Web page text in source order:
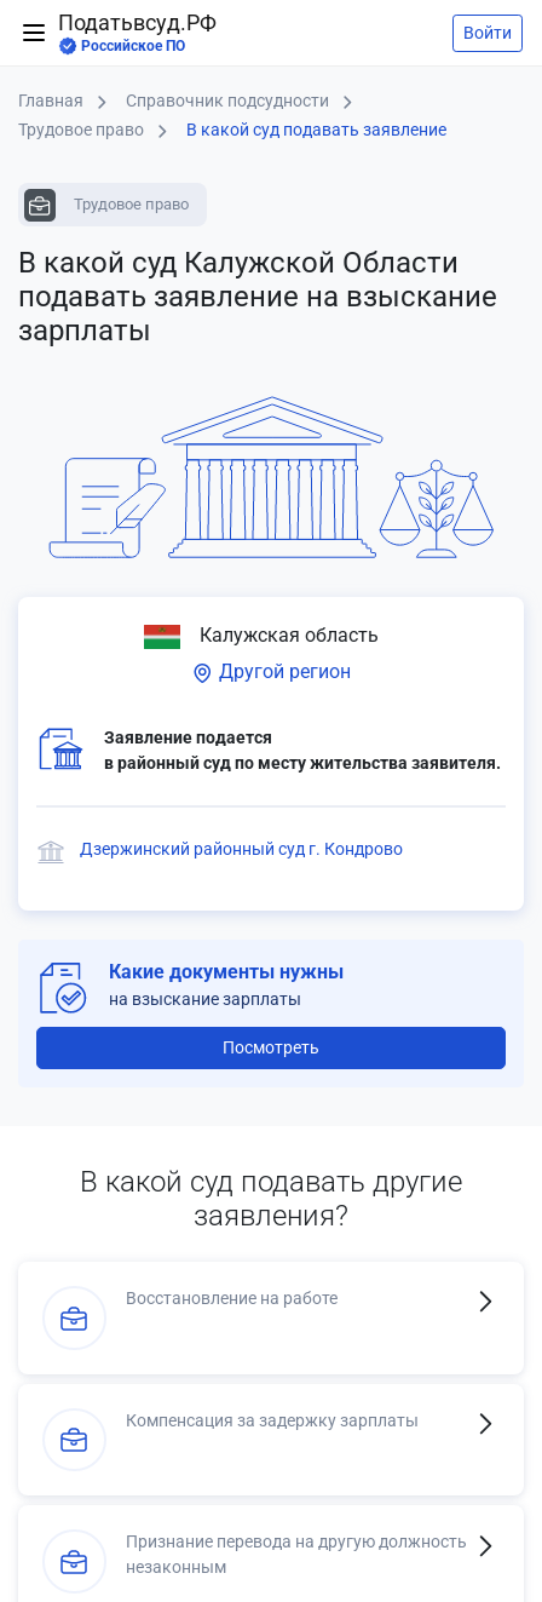
Податьвсуд.РФ
Российское ПО
Войти
Главная
Справочник подсудности
Трудовое право
В какой суд подавать заявление
Трудовое право
В какой суд Калужской Области
подавать заявление на взыскание
зарплаты
Калужская область
Другой регион
Заявление подается
в районный суд по месту жительства заявителя.
Дзержинский районный суд г. Кондрово
Какие документы нужны
на взыскание зарплаты
Посмотреть
В какой суд подавать другие
заявления?
Восстановление на работе
Компенсация за задержку зарплаты
Признание перевода на другую должность
незаконным